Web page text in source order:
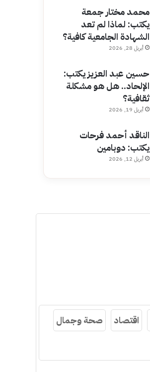
محمد مختار جمعة
يكتب: لماذا لم تعد
الشهادة الجامعية كافية؟
أبريل 28, 2026
حسين عبد العزيز يكتب:
الإلحاد.. هل هو مشكلة
ثقافية؟
أبريل 19, 2026
الناقد أحمد فرحات
يكتب: دوبامين
أبريل 12, 2026
اقتصاد
صحة وجمال